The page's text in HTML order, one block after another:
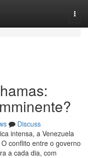
Discuss
intensa, a Venezuela
conflito entre o governo
a cada dia, com